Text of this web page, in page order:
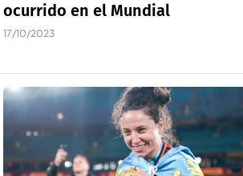
ocurrido en el Mundial
17/10/2023